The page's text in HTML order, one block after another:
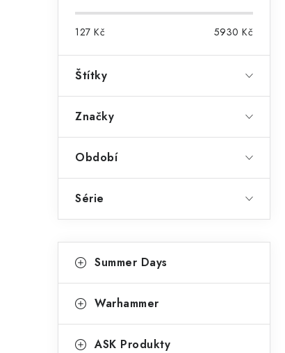
a
n
í
p
n
e
l
127 Kč 5930 Kč
Štítky
Značky
Období
Série
kategorie
a
e
Summer Days
Warhammer
ASK Produkty